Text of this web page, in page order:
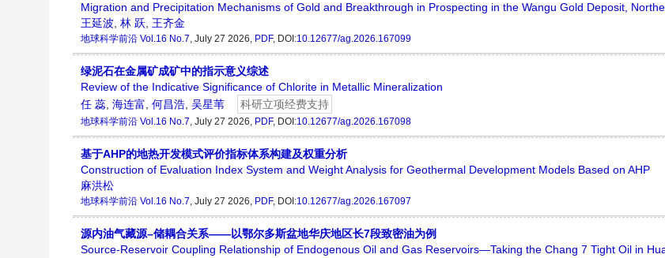
Migration and Precipitation Mechanisms of Gold and Breakthrough in Prospecting in the Wangu Gold Deposit,
王延波, 林 跃, 王齐金
地球科学前沿 Vol.16 No.7, July 27 2026, PDF, DOI:10.12677/ag.2026.167099
绿泥石在金属矿成矿中的指示意义综述
Review of the Indicative Significance of Chlorite in Metallic Mineralization
任 蕊, 海连富, 何昌浩, 吴星苇 科研立项经费支持
地球科学前沿 Vol.16 No.7, July 27 2026, PDF, DOI:10.12677/ag.2026.167098
基于AHP的地热开发模式评价指标体系构建及权重分析
Construction of Evaluation Index System and Weight Analysis for Geothermal Development Models Based on AHP
麻洪松
地球科学前沿 Vol.16 No.7, July 27 2026, PDF, DOI:10.12677/ag.2026.167097
源内油气藏源–储耦合关系——以鄂尔多斯盆地华庆地区长7段致密油为例
Source-Reservoir Coupling Relationship of Endogenous Oil and Gas Reservoirs—Taking the Chang 7 Tight Oil in